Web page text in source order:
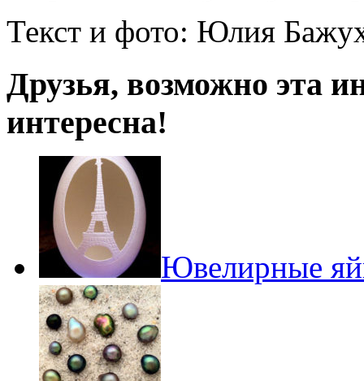
Текст и фото: Юлия
Друзья, возможно эта
интересна!
Ювелирные